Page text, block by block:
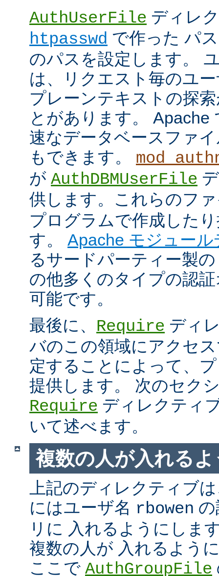
AuthUserFile ディレ
htpasswd で作った パ
のパスを設定します。
は、リクエスト毎のユ
プレーンテキストの探
とがあります。 Apache
速なデータベースファ
もできます。
が AuthDBMUserFile
供します。これらのフ
プログラムで作成した
す。 Apache モジュー
るサードパーティー製
の他多くのタイプの認
可能です。
最後に、 Require ディ
バのこの領域にアクセ
定することによって、
提供します。 次のセク
Require ディレクティ
いて述べます。
複数の人が入れる
上記のディレクティブ
にはユーザ名 rbowen
リに 入れるようにしま
複数の人が 入れるよう
ここで AuthGroupFile